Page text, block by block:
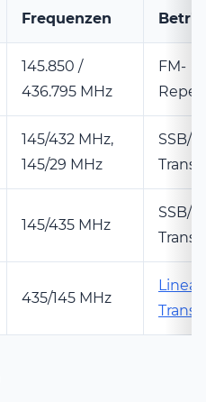
Frequenzen
145.850 /
436.795 MHz
FM-
145/432 MHz,
145/29 MHz
SSB/
145/435 MHz
SSB/
435/145 MHz